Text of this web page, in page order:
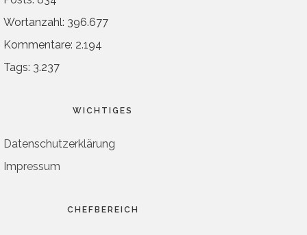
Wortanzahl: 396.677
Kommentare: 2.194
Tags: 3.237
WICHTIGES
Datenschutzerklärung
Impressum
CHEFBEREICH